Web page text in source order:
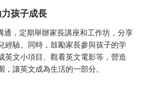
孩子成長
通，定期舉辦家長講座和工作坊，分享
經驗。同時，鼓勵家長參與孩子的学
英文小項目、觀看英文電影等，營造
，讓英文成為生活的一部分。